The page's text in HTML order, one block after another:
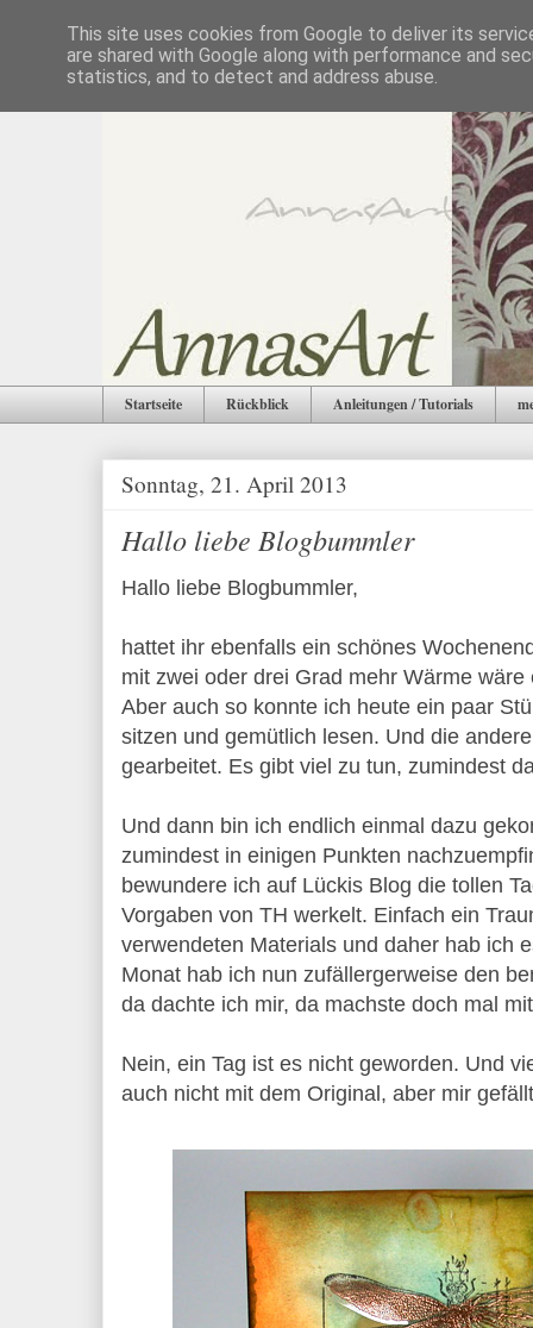
Startseite Rückblick Anleitungen / Tutorials
Sonntag, 21. April 2013
Hallo liebe Blogbummler
Hallo liebe Blogbummler,
hattet ihr ebenfalls ein schönes
mit zwei oder drei Grad mehr Wärme
Aber auch so konnte ich heute ein paar
sitzen und gemütlich lesen. Und die
gearbeitet. Es gibt viel zu tun, zumindest
Und dann bin ich endlich einmal dazu
zumindest in einigen Punkten
bewundere ich auf Lückis Blog die tollen
Vorgaben von TH werkelt. Einfach ein
verwendeten Materials und daher hab ich
Monat hab ich nun zufällergerweise den
da dachte ich mir, da machste doch mal
Nein, ein Tag ist es nicht geworden. Und
auch nicht mit dem Original, aber mir
This site uses cookies from Google to deliver its
are shared with Google along with performance and
statistics, and to detect and address abuse.